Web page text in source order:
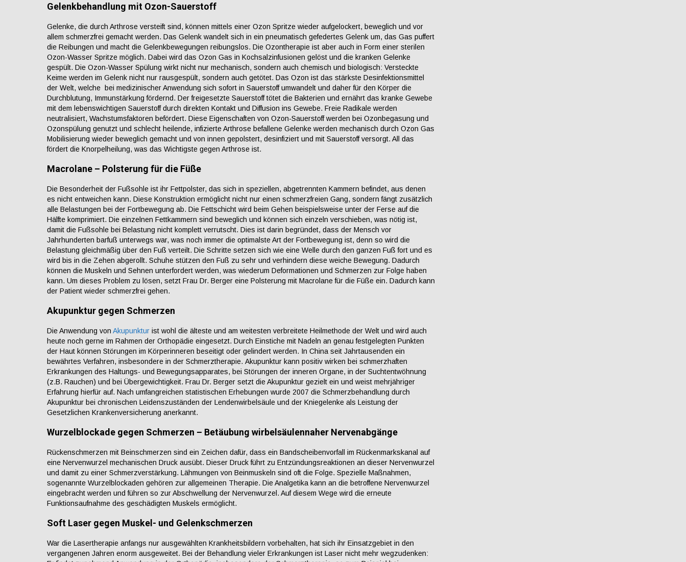
Gelenkbehandlung mit Ozon-Sauerstoff
Gelenke, die durch Arthrose versteift sind, können mittels einer Ozon Spritze wieder aufgelockert, beweglich und vor
allem schmerzfrei gemacht werden. Das Gelenk wandelt sich in ein pneumatisch gefedertes Gelenk um, das Gas puffert
die Reibungen und macht die Gelenkbewegungen reibungslos. Die Ozontherapie ist aber auch in Form einer sterilen
Ozon-Wasser Spritze möglich. Dabei wird das Ozon Gas in Kochsalzinfusionen gelöst und die kranken Gelenke
gespült. Die Ozon-Wasser Spülung wirkt nicht nur mechanisch, sondern auch chemisch und biologisch: Versteckte
Keime werden im Gelenk nicht nur rausgespült, sondern auch getötet. Das Ozon ist das stärkste Desinfektionsmittel
der Welt, welche bei medizinischer Anwendung sich sofort in Sauerstoff umwandelt und daher für den Körper die
Durchblutung, Immunstärkung fördernd. Der freigesetzte Sauerstoff tötet die Bakterien und ernährt das kranke Gewebe
mit dem lebenswichtigen Sauerstoff durch direkten Kontakt und Diffusion ins Gewebe. Freie Radikale werden
neutralisiert, Wachstumsfaktoren befördert. Diese Eigenschaften von Ozon-Sauerstoff werden bei Ozonbegasung und
Ozonspülung genutzt und schlecht heilende, infizierte Arthrose befallene Gelenke werden mechanisch durch Ozon Gas
Mobilisierung wieder beweglich gemacht und von innen gepolstert, desinfiziert und mit Sauerstoff versorgt. All das
fördert die Knorpelheilung, was das Wichtigste gegen Arthrose ist.
Macrolane – Polsterung für die Füße
Die Besonderheit der Fußsohle ist ihr Fettpolster, das sich in speziellen, abgetrennten Kammern befindet, aus denen
es nicht entweichen kann. Diese Konstruktion ermöglicht nicht nur einen schmerzfreien Gang, sondern fängt zusätzlich
alle Belastungen bei der Fortbewegung ab. Die Fettschicht wird beim Gehen beispielsweise unter der Ferse auf die
Hälfte komprimiert. Die einzelnen Fettkammern sind beweglich und können sich einzeln verschieben, was nötig ist,
damit die Fußsohle bei Belastung nicht komplett verrutscht. Dies ist darin begründet, dass der Mensch vor
Jahrhunderten barfuß unterwegs war, was noch immer die optimalste Art der Fortbewegung ist, denn so wird die
Belastung gleichmäßig über den Fuß verteilt. Die Schritte setzen sich wie eine Welle durch den ganzen Fuß fort und es
wird bis in die Zehen abgerollt. Schuhe stützen den Fuß zu sehr und verhindern diese weiche Bewegung. Dadurch
können die Muskeln und Sehnen unterfordert werden, was wiederum Deformationen und Schmerzen zur Folge haben
kann. Um dieses Problem zu lösen, setzt Frau Dr. Berger eine Polsterung mit Macrolane für die Füße ein. Dadurch kann
der Patient wieder schmerzfrei gehen.
Akupunktur gegen Schmerzen
Die Anwendung von Akupunktur ist wohl die älteste und am weitesten verbreitete Heilmethode der Welt und wird auch
heute noch gerne im Rahmen der Orthopädie eingesetzt. Durch Einstiche mit Nadeln an genau festgelegten Punkten
der Haut können Störungen im Körperinneren beseitigt oder gelindert werden. In China seit Jahrtausenden ein
bewährtes Verfahren, insbesondere in der Schmerztherapie. Akupunktur kann positiv wirken bei schmerzhaften
Erkrankungen des Haltungs- und Bewegungsapparates, bei Störungen der inneren Organe, in der Suchtentwöhnung
(z.B. Rauchen) und bei Übergewichtigkeit. Frau Dr. Berger setzt die Akupunktur gezielt ein und weist mehrjähriger
Erfahrung hierfür auf. Nach umfangreichen statistischen Erhebungen wurde 2007 die Schmerzbehandlung durch
Akupunktur bei chronischen Leidenszuständen der Lendenwirbelsäule und der Kniegelenke als Leistung der
Gesetzlichen Krankenversicherung anerkannt.
Wurzelblockade gegen Schmerzen – Betäubung wirbelsäulennaher Nervenabgänge
Rückenschmerzen mit Beinschmerzen sind ein Zeichen dafür, dass ein Bandscheibenvorfall im Rückenmarkskanal auf
eine Nervenwurzel mechanischen Druck ausübt. Dieser Druck führt zu Entzündungsreaktionen an dieser Nervenwurzel
und damit zu einer Schmerzverstärkung. Lähmungen von Beinmuskeln sind oft die Folge. Spezielle Maßnahmen,
sogenannte Wurzelblockaden gehören zur allgemeinen Therapie. Die Analgetika kann an die betroffene Nervenwurzel
eingebracht werden und führen so zur Abschwellung der Nervenwurzel. Auf diesem Wege wird die erneute
Funktionsaufnahme des geschädigten Muskels ermöglicht.
Soft Laser gegen Muskel- und Gelenkschmerzen
War die Lasertherapie anfangs nur ausgewählten Krankheitsbildern vorbehalten, hat sich ihr Einsatzgebiet in den
vergangenen Jahren enorm ausgeweitet. Bei der Behandlung vieler Erkrankungen ist Laser nicht mehr wegzudenken: